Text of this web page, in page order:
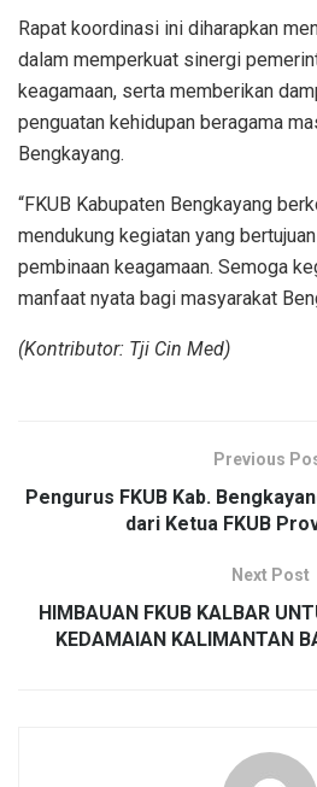
Rapat koordinasi ini diharapkan
dalam memperkuat sinergi
keagamaan, serta memberikan
penguatan kehidupan beragama
Bengkayang.
“FKUB Kabupaten Bengkayang
mendukung kegiatan yang
pembinaan keagamaan. Semoga
manfaat nyata bagi masyarakat
(Kontributor: Tji Cin Med)
Previous
Pengurus FKUB Kab.
dari Ketua FKUB
Next Post
HIMBAUAN FKUB KALBAR
KEDAMAIAN KALIMANTAN